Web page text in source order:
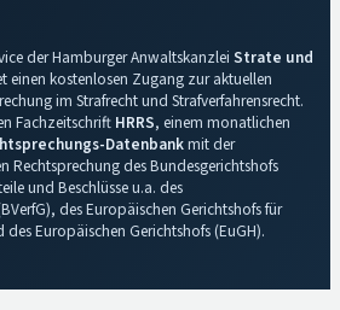
der Hamburger Anwaltskanzlei Strate und
einen kostenlosen Zugang zur aktuellen
im Strafrecht und Strafverfahrensrecht.
Fachzeitschrift HRRS, einem monatlichen
Datenbankmit der
Rechtsprechung des Bundesgerichtshofs
und Beschlüsse u.a. des
des Europäischen Gerichtshofs für
des Europäischen Gerichtshofs (EuGH).